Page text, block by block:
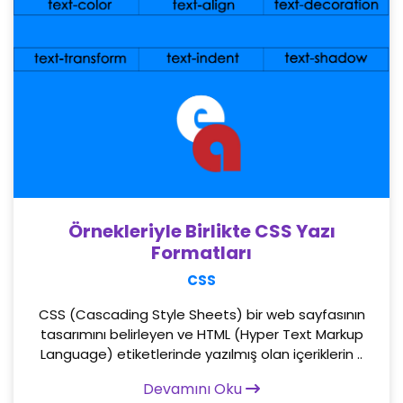
Örnekleriyle Birlikte CSS Yazı
Formatları
CSS
CSS (Cascading Style Sheets) bir web sayfasının
tasarımını belirleyen ve HTML (Hyper Text Markup
Language) etiketlerinde yazılmış olan içeriklerin ..
Devamını Oku